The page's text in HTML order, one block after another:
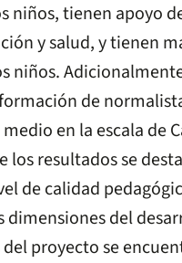
niños, tienen apoyo
y salud, y tienen
niños.
de
en la escala de
los resultados se
de calidad
dimensiones del
proyecto se